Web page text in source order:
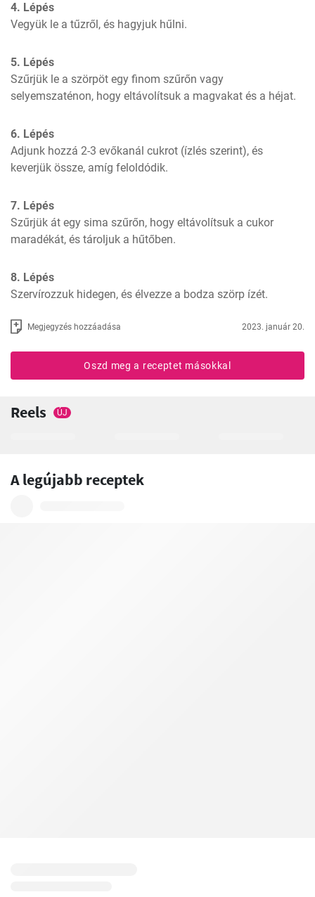
4. Lépés
Vegyük le a tűzről, és hagyjuk hűlni.
5. Lépés
Szűrjük le a szörpöt egy finom szűrőn vagy
selyemszaténon, hogy eltávolítsuk a magvakat és a héjat.
6. Lépés
Adjunk hozzá 2-3 evőkanál cukrot (ízlés szerint), és
keverjük össze, amíg feloldódik.
7. Lépés
Szűrjük át egy sima szűrőn, hogy eltávolítsuk a cukor
maradékát, és tároljuk a hűtőben.
8. Lépés
Szervírozzuk hidegen, és élvezze a bodza szörp ízét.
Megjegyzés hozzáadása 2023. január 20.
Oszd meg a receptet másokkal
Reels ÚJ
A legújabb receptek